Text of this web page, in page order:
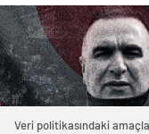
Veri politikasındaki